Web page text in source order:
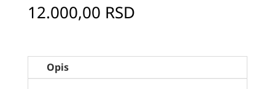
12.000,00 RSD
Opis